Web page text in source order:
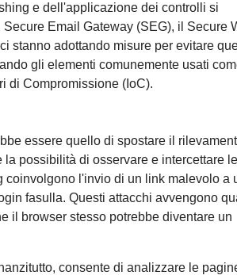
e dell'applicazione dei controlli si
Email Gateway (SEG), il Secure
stanno adottando misure per evitare
gli elementi comunemente usati
di Compromissione (IoC).
essere quello di spostare il
la possibilità di osservare e intercettare le
l'invio di un link malevolo a
fasulla. Questi attacchi avvengono
il browser stesso potrebbe diventare un
consente di analizzare le